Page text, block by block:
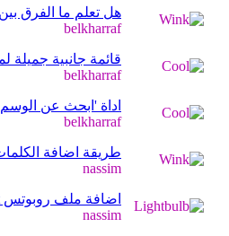
هل تعلم ما الفرق بين element وelement.و element# في اكواد CSS
belkharraf
قائمة جانبية جميلة
belkharraf
اداة 'ابحث عن
belkharraf
طريقة اضافة الكلمات
nassim
اضافة ملف روبوتس robots.txt مخصص لبلوجر
nassim